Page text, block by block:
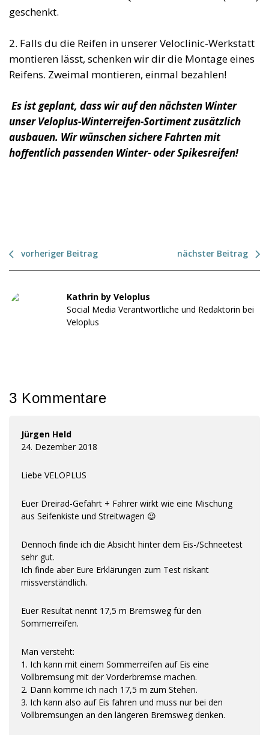
geschenkt.
2. Falls du die Reifen in unserer Veloclinic-Werkstatt
montieren lässt, schenken wir dir die Montage eines
Reifens. Zweimal montieren, einmal bezahlen!
Es ist geplant, dass wir auf den nächsten Winter
unser Veloplus-Winterreifen-Sortiment zusätzlich
ausbauen. Wir wünschensichere Fahrten mit
hoffentlich passenden Winter- oder Spikesreifen!
vorheriger Beitrag nächster Beitrag
Kathrin by Veloplus
Social Media Verantwortliche und Redaktorin bei
Veloplus
3 Kommentare
Jürgen Held
24. Dezember 2018
Liebe VELOPLUS
Euer Dreirad-Gefährt + Fahrer wirkt wie eine Mischung
aus Seifenkiste und Streitwagen 😉
Dennoch finde ich die Absicht hinter dem Eis-/Schneetest
sehr gut.
Ich finde aber Eure Erklärungen zum Test riskant
missverständlich.
Euer Resultat nennt 17,5 m Bremsweg für den
Sommerreifen.
Man versteht:
1. Ich kann mit einem Sommerreifen auf Eis eine
Vollbremsung mit der Vorderbremse machen.
2. Dann komme ich nach 17,5 m zum Stehen.
3. Ich kann also auf Eis fahren und muss nur bei den
Vollbremsungen an den längeren Bremsweg denken.